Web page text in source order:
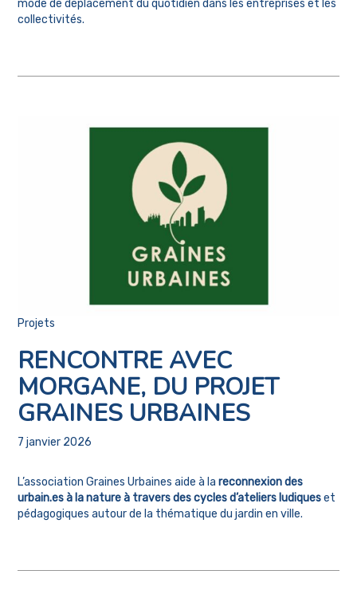
mode de déplacement du quotidien dans les entreprises et les
collectivités.
Projets
RENCONTRE AVEC
MORGANE, DU PROJET
GRAINES URBAINES
7 janvier 2026
L’association Graines Urbaines aide à lareconnexion des
urbain.es à la nature à travers des cycles d’ateliers ludiqueset
pédagogiques autour de la thématique du jardin en ville.